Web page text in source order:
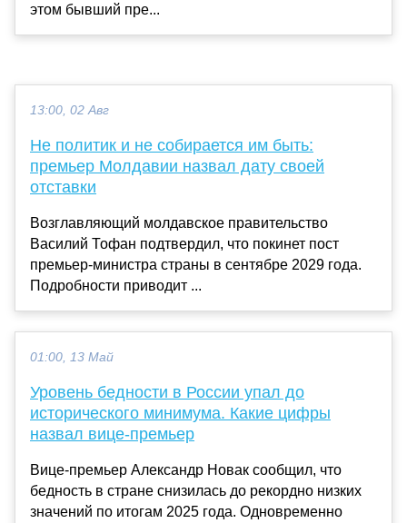
этом бывший пре...
13:00, 02 Авг
Не политик и не собирается им быть:
премьер Молдавии назвал дату своей
отставки
Возглавляющий молдавское правительство
Василий Тофан подтвердил, что покинет пост
премьер-министра страны в сентябре 2029 года.
Подробности приводит ...
01:00, 13 Май
Уровень бедности в России упал до
исторического минимума. Какие цифры
назвал вице-премьер
Вице-премьер Александр Новак сообщил, что
бедность в стране снизилась до рекордно низких
значений по итогам 2025 года. Одновременно